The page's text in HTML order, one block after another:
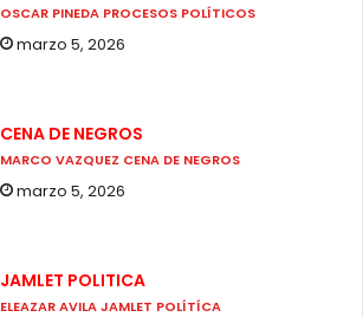
OSCAR PINEDA PROCESOS POLÍTICOS
marzo 5, 2026
CENA DE NEGROS
MARCO VAZQUEZ CENA DE NEGROS
marzo 5, 2026
JAMLET POLITICA
ELEAZAR AVILA JAMLET POLÍTÍCA